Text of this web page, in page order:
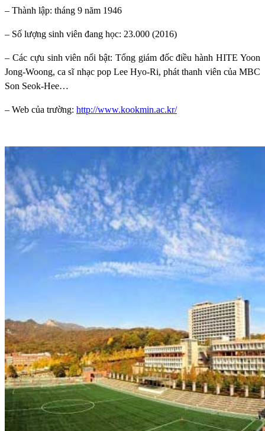
– Thành lập: tháng 9 năm 1946
– Số lượng sinh viên đang học: 23.000 (2016)
– Các cựu sinh viên nổi bật: Tổng giám đốc điều hành HITE Yoon
Jong-Woong, ca sĩ nhạc pop Lee Hyo-Ri, phát thanh viên của MBC
Son Seok-Hee…
– Web của trường: http://www.kookmin.ac.kr/